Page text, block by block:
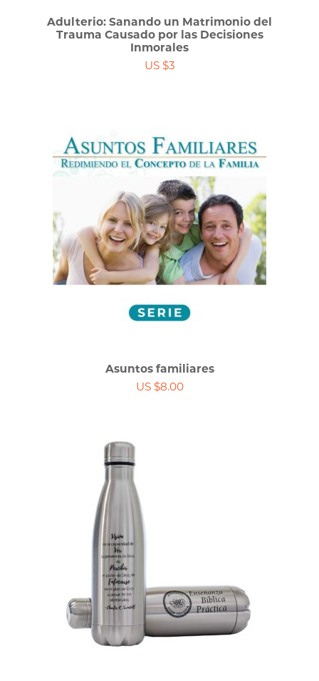
Adulterio: Sanando un Matrimonio del
Trauma Causado por las Decisiones
Inmorales
US $3
Asuntos familiares
US $8.00